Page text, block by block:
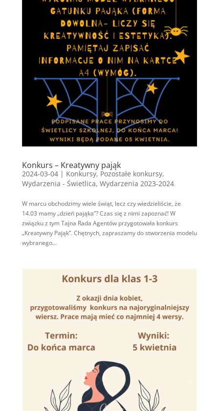
Konkurs – Kreatywny pająk
2024-03-04| Konkursy, Pozostałe konkursy,
Wydarzenia - Świetlica, Wydarzenia 2023-2024
W marcu obchodzimy wiele świąt, lecz czy wiedzieliście, że
14.03 mamy „dzień pająka”? Czas się z nimi zapoznać! W
związku z tym Tajna Rada Agentów przygotowała konkurs
„Kreatywny Pająk”. Chętnych, zapraszamy do stworzenia modelu
wybranego...